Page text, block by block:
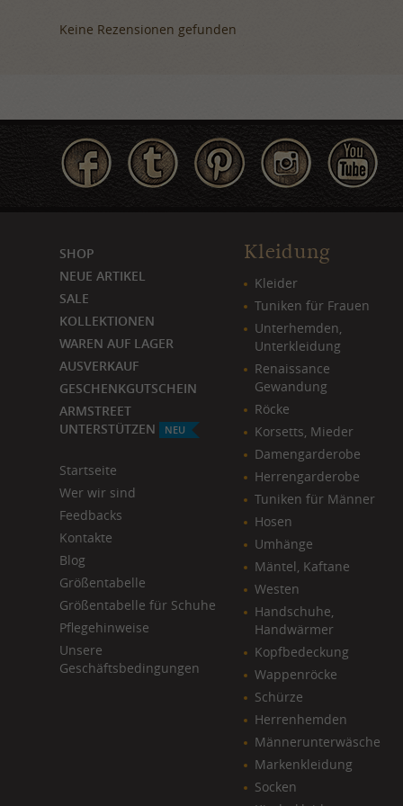
Keine Rezensionen gefunden
SHOP
NEUE ARTIKEL
SALE
KOLLEKTIONEN
WAREN AUF LAGER
AUSVERKAUF
GESCHENKGUTSCHEIN
ARMSTREET
UNTERSTÜTZEN
NEU
Startseite
Wer wir sind
Feedbacks
Kontakte
Blog
​Größentabelle
Größentabelle für Schuhe
Pflegehinweise
Unsere
Geschäftsbedingungen
Kleidung
Kleider
Tuniken für Frauen
Unterhemden,
Unterkleidung
Renaissance
Gewandung
Röcke
Korsetts, Mieder
Damengarderobe
Herrengarderobe
Tuniken für Männer
Hosen
Umhänge
Mäntel, Kaftane
Westen
Handschuhe,
Handwärmer
Kopfbedeckung
Wappenröcke
Schürze
Herrenhemden
Männerunterwäsche
Markenkleidung
Socken